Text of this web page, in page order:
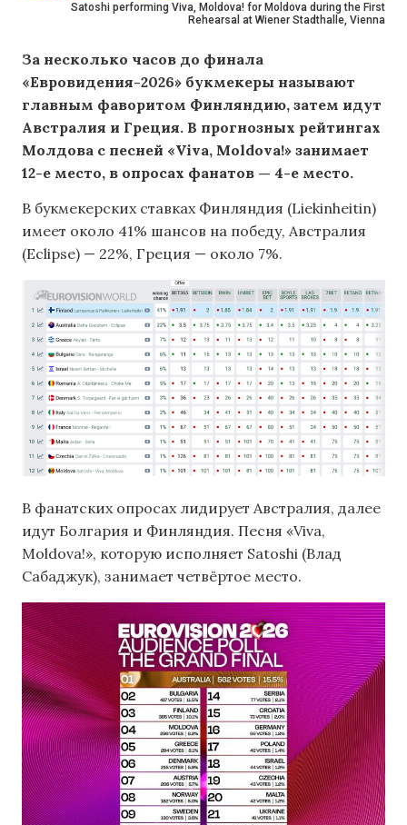
Satoshi performing Viva, Moldova! for Moldova during the First
Rehearsal at Wiener Stadthalle, Vienna
За несколько часов до финала
«Евровидения-2026» букмекеры называют
главным фаворитом Финляндию, затем идут
Австралия и Греция. В прогнозных рейтингах
Молдова с песней «Viva, Moldova!» занимает
12-е место, в опросах фанатов — 4-е место.
В букмекерских ставках Финляндия (Liekinheitin)
имеет около 41% шансов на победу, Австралия
(Eclipse) — 22%, Греция — около 7%.
В фанатских опросах лидирует Австралия, далее
идут Болгария и Финляндия. Песня «Viva,
Moldova!», которую исполняет Satoshi (Влад
Сабаджук), занимает четвёртое место.